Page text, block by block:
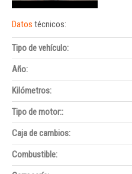
Datos técnicos:
Tipo de vehículo:
Año:
Kilómetros:
Tipo de motor::
Caja de cambios:
Combustible: